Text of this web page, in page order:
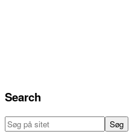
Search
Søg